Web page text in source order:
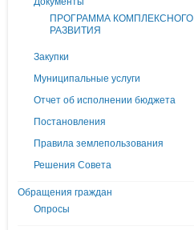
ПРОГРАММА КОМПЛЕКСНОГО
РАЗВИТИЯ
Закупки
Муниципальные услуги
Отчет об исполнении бюджета
Постановления
Правила землепользования
Решения Совета
Обращения граждан
Опросы